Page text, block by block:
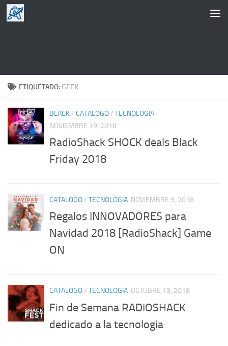
Saltar al contenido
ETIQUETADO: GEEK
BLACK/ CATALOGO/ TECNOLOGIA
NOVIEMBRE 19, 2018
RadioShack SHOCK deals Black
Friday 2018
CATALOGO/ TECNOLOGIA NOVIEMBRE 9, 2018
Regalos INNOVADORES para
Navidad 2018 [RadioShack] Game
ON
CATALOGO/ TECNOLOGIA OCTUBRE 13, 2018
Fin de Semana RADIOSHACK
dedicado a la tecnologia